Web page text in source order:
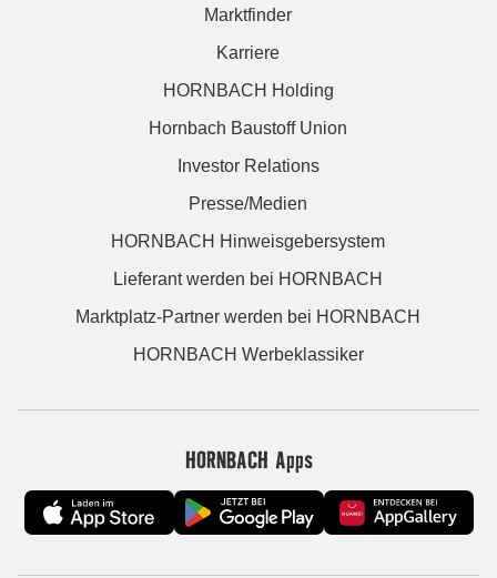
Marktfinder
Karriere
HORNBACH Holding
Hornbach Baustoff Union
Investor Relations
Presse/Medien
HORNBACH Hinweisgebersystem
Lieferant werden bei HORNBACH
Marktplatz-Partner werden bei HORNBACH
HORNBACH Werbeklassiker
HORNBACH Apps